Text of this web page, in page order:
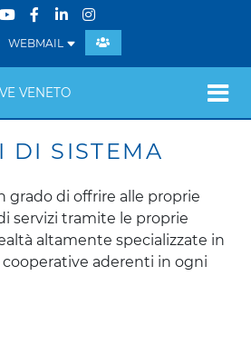
WEBMAIL
VENETO
DI SISTEMA
grado di offrire alle proprie
servizi tramite le proprie
altamente specializzate in
cooperative aderenti in ogni